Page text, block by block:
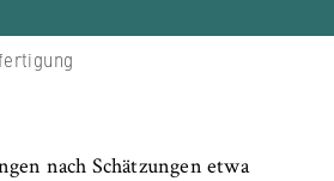
nach Schätzungen etwa
Website